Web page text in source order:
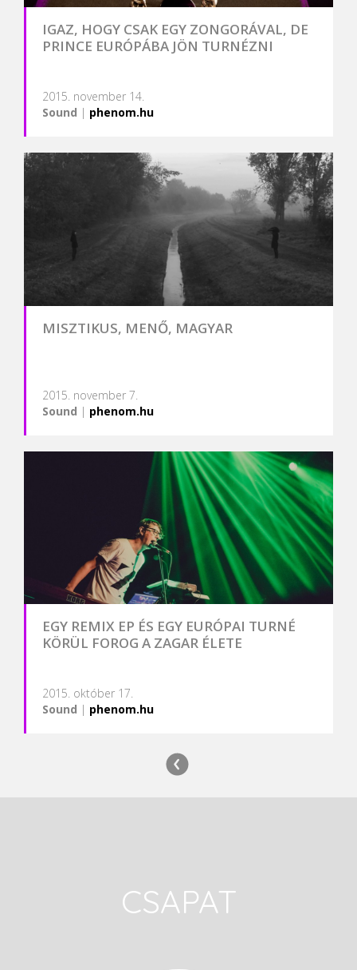
IGAZ, HOGY CSAK EGY ZONGORÁVAL, DE
PRINCE EURÓPÁBA JÖN TURNÉZNI
2015. november 14.
Sound | phenom.hu
MISZTIKUS, MENŐ, MAGYAR
2015. november 7.
Sound | phenom.hu
EGY REMIX EP ÉS EGY EURÓPAI TURNÉ
KÖRÜL FOROG A ZAGAR ÉLETE
2015. október 17.
Sound | phenom.hu
CSAPAT